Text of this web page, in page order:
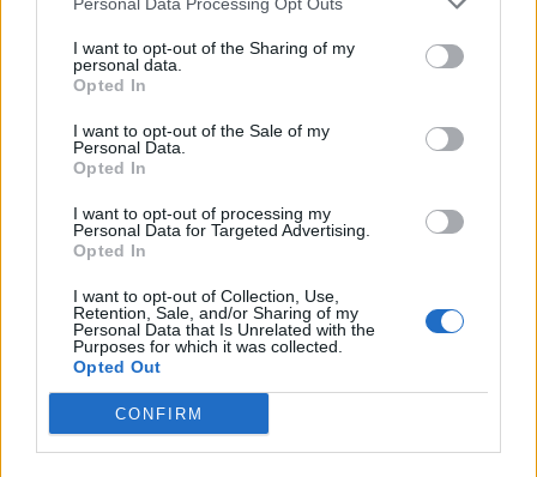
I want to opt-out of the Sharing of my
personal data.
Opted In
I want to opt-out of the Sale of my
Personal Data.
Opted In
I want to opt-out of processing my
Personal Data for Targeted Advertising.
Opted In
I want to opt-out of Collection, Use,
Retention, Sale, and/or Sharing of my
Personal Data that Is Unrelated with the
Purposes for which it was collected.
Opted Out
CONFIRM
Kraj se chce zaměřit na rizikové chování ve
školách
- 24. 11. 2021
STŘEDNÍ ČECHY - Jak předcházet rizikovému chování ve školách, jak
čelit šikaně, kyberšikaně, sebepoškozování, poruchám příjmů potravy?
Nejen na tato témata se zaměřuje Strategie...